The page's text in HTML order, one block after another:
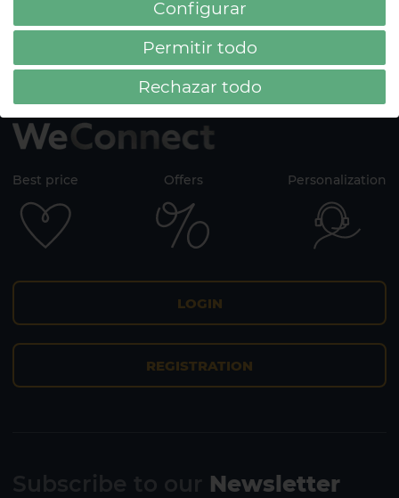
Best price Offers Personalization
LOGIN
REGISTRATION
Newsletter
Configurar
Permitir todo
Rechazar todo